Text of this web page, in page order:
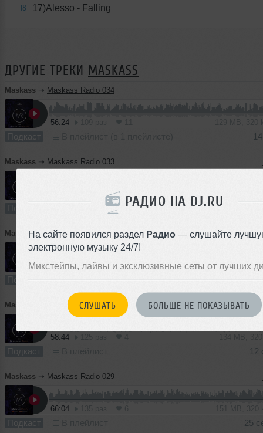
РАДИО НА DJ.RU
На сайте появился раздел Радио — слушайте
электронную музыку 24/7!
Микстейпы, лайвы и эксклюзивные сеты от лучших
СЛУШАТЬ БОЛЬШЕ НЕ ПОКАЗЫВАТЬ
18 17)Alesso - Falling
ДРУГИЕ ТРЕКИ MASKASS
Maskass ➝ Maskass Radio 034
56:24
Подкаст
Maskass ➝ Maskass Radio 033
108 раз 9 125 MB, 320
Подкаст В плейлист (в 2 плейлистах)
Maskass ➝Maskass Radio 031
60:01 79 раз 5 111 MB,
Подкаст
Maskass Maskass Radio 030
58:44
Подкаст 12
Maskass ➝ Maskass Radio 029
66:04
Подкаст 25